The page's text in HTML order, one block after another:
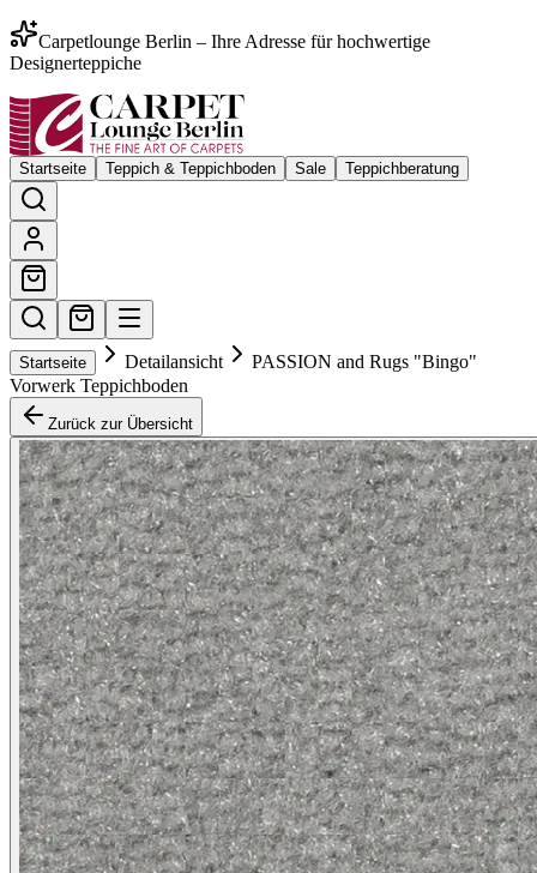
Carpetlounge Berlin – Ihre Adresse für hochwertige
Designerteppiche
Startseite Teppich & Teppichboden Sale Teppichberatung
Startseite Detailansicht
PASSION and Rugs "Bingo"
Vorwerk Teppichboden
Zurück zur Übersicht